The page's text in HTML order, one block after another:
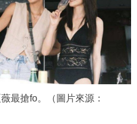
最搶fo。（圖片來源：